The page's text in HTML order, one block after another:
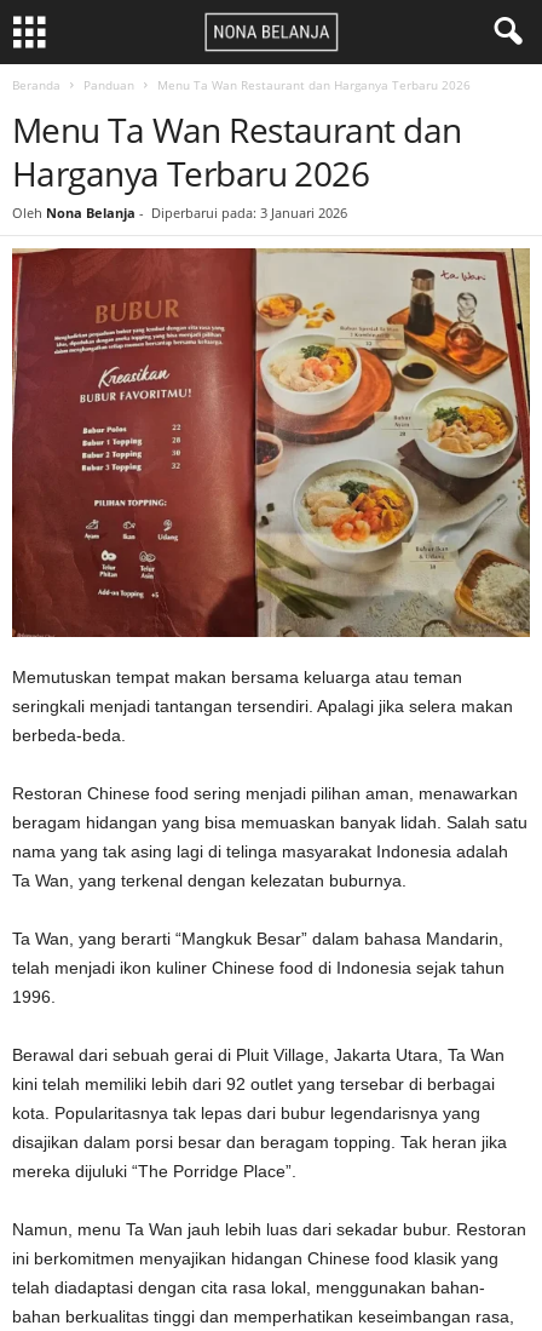
Beranda Panduan Menu Ta Wan Restaurant dan Harganya Terbaru 2026
Menu Ta Wan Restaurant dan
Harganya Terbaru 2026
Oleh Nona Belanja - Diperbarui pada: 3 Januari 2026
Memutuskan tempat makan bersama keluarga atau teman
seringkali menjadi tantangan tersendiri. Apalagi jika selera makan
berbeda-beda.
Restoran Chinese food sering menjadi pilihan aman, menawarkan
beragam hidangan yang bisa memuaskan banyak lidah. Salah satu
nama yang tak asing lagi di telinga masyarakat Indonesia adalah
Ta Wan, yang terkenal dengan kelezatan buburnya.
Ta Wan, yang berarti “Mangkuk Besar” dalam bahasa Mandarin,
telah menjadi ikon kuliner Chinese food di Indonesia sejak tahun
1996.
Berawal dari sebuah gerai di Pluit Village, Jakarta Utara, Ta Wan
kini telah memiliki lebih dari 92 outlet yang tersebar di berbagai
kota. Popularitasnya tak lepas dari bubur legendarisnya yang
disajikan dalam porsi besar dan beragam topping. Tak heran jika
mereka dijuluki “The Porridge Place”.
Namun, menu Ta Wan jauh lebih luas dari sekadar bubur. Restoran
ini berkomitmen menyajikan hidangan Chinese food klasik yang
telah diadaptasi dengan cita rasa lokal, menggunakan bahan-
bahan berkualitas tinggi dan memperhatikan keseimbangan rasa,